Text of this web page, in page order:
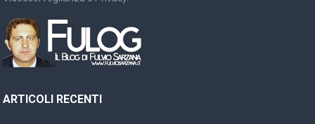
ARTICOLI RECENTI